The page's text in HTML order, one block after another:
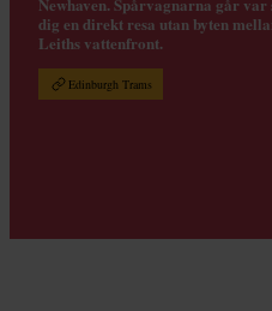
dig en direkt resa utan byten
Leiths vattenfront.
Edinburgh Trams